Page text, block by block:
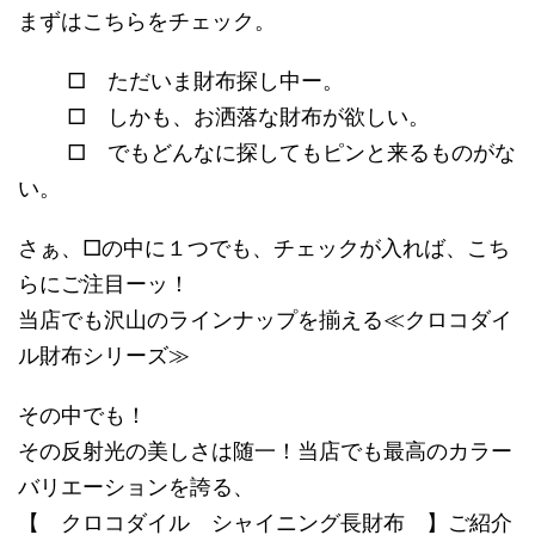
まずはこちらをチェック。
□ ただいま財布探し中ー。
□ しかも、お洒落な財布が欲しい。
□ でもどんなに探してもピンと来るものがな
い。
さぁ、□の中に１つでも、チェックが入れば、こち
らにご注目ーッ！
当店でも沢山のラインナップを揃える≪クロコダイ
ル財布シリーズ≫
その中でも！
その反射光の美しさは随一！当店でも最高のカラー
バリエーションを誇る、
【 クロコダイル シャイニング長財布 】ご紹介